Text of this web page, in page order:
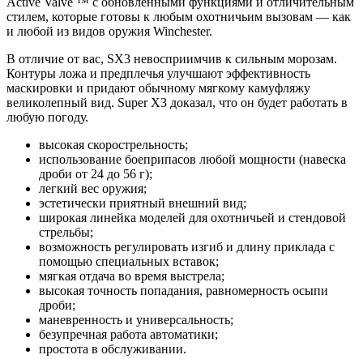
стилем, которые готовы к любым охотничьим вызовам — как
и любой из видов оружия Winchester.
В отличие от вас, SX3 невосприимчив к сильным морозам.
Контуры ложа и предплечья улучшают эффективность
маскировки и придают обычному мягкому камуфляжу
великолепный вид. Super X3 доказал, что он будет работать в
любую погоду.
высокая скорострельность;
использование боеприпасов любой мощности (навеска
дроби от 24 до 56 г);
легкий вес оружия;
эстетически приятный внешний вид;
широкая линейка моделей для охотничьей и стендовой
стрельбы;
возможность регулировать изгиб и длину приклада с
помощью специальных вставок;
мягкая отдача во время выстрела;
высокая точность попадания, равномерность осыпи
дроби;
маневренность и универсальность;
безупречная работа автоматики;
простота в обслуживании.